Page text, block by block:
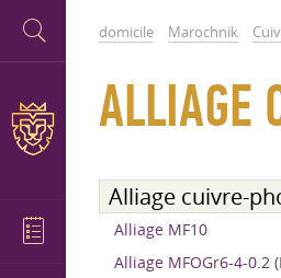
domicile Marochnik
ALLIAGE
Alliage cuivre-
Alliage MF10
Alliage MFOGr6-4-0.2